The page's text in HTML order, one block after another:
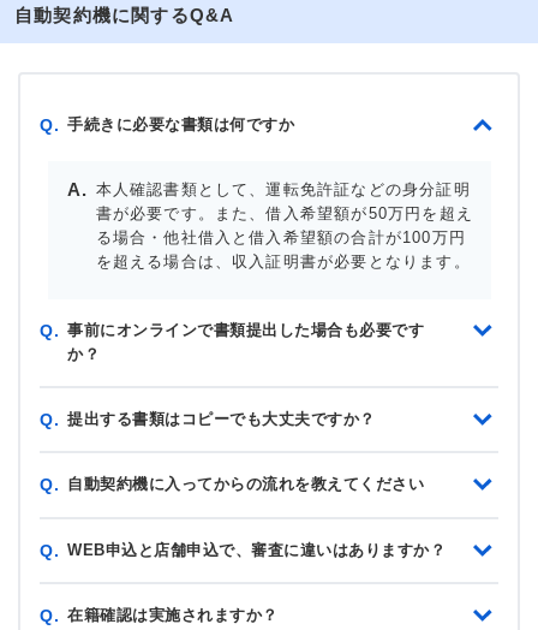
自動契約機に関するQ&A
Q. 手続きに必要な書類は何ですか
本人確認書類として、運転免許証などの身分証明
書が必要です。また、借入希望額が50万円を超え
る場合・他社借入と借入希望額の合計が100万円
を超える場合は、収入証明書が必要となります。
Q. 事前にオンラインで書類提出した場合も必要です
か？
Q. 提出する書類はコピーでも大丈夫ですか？
Q. 自動契約機に入ってからの流れを教えてください
Q. WEB申込と店舗申込で、審査に違いはありますか？
Q. 在籍確認は実施されますか？